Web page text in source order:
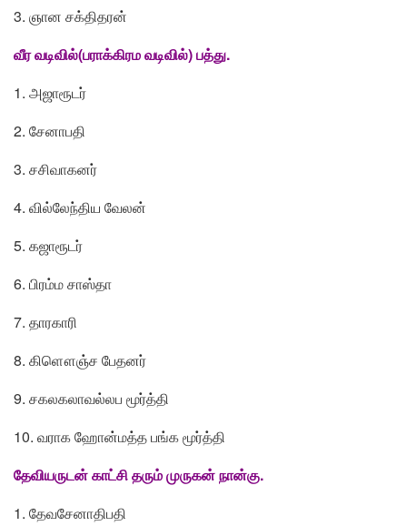
3. ஞான சக்திதரன்
வீர வடிவில்(பராக்கிரம வடிவில்) பத்து.
1. அஜாரூடர்
2. சேனாபதி
3. சசிவாகனர்
4. வில்லேந்திய வேலன்
5. கஜாரூடர்
6. பிரம்ம சாஸ்தா
7. தாரகாரி
8. கிளௌஞ்ச பேதனர்
9. சகலகலாவல்லப மூர்த்தி
10. வராக ஹோன்மத்த பங்க மூர்த்தி
தேவியருடன் காட்சி தரும் முருகன் நான்கு.
1. தேவசேனாதிபதி